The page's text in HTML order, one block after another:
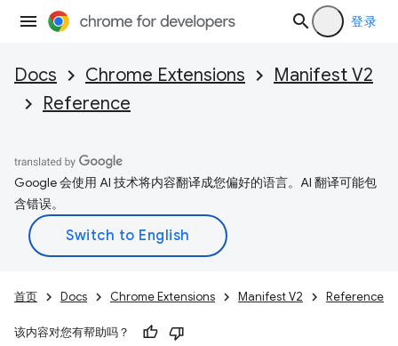
登录
Docs Chrome Extensions
Manifest V2
Reference
Google 会使用 AI 技术将内容翻译成您偏好的语言。AI 翻译可能包
含错误。
首页 Docs Chrome Extensions Manifest V2 Reference
该内容对您有帮助吗？